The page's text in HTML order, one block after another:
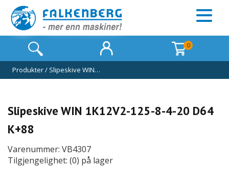
0
Produkter/ Slipeskive WIN…
Slipeskive WIN 1K12V2-125-8-4-20 D64
K+88
Varenummer: VB4307
Tilgjengelighet: (0) på lager